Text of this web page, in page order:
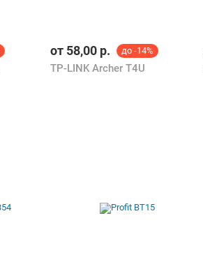
от 58,00 р. до -14%
TP-LINK Archer T4U